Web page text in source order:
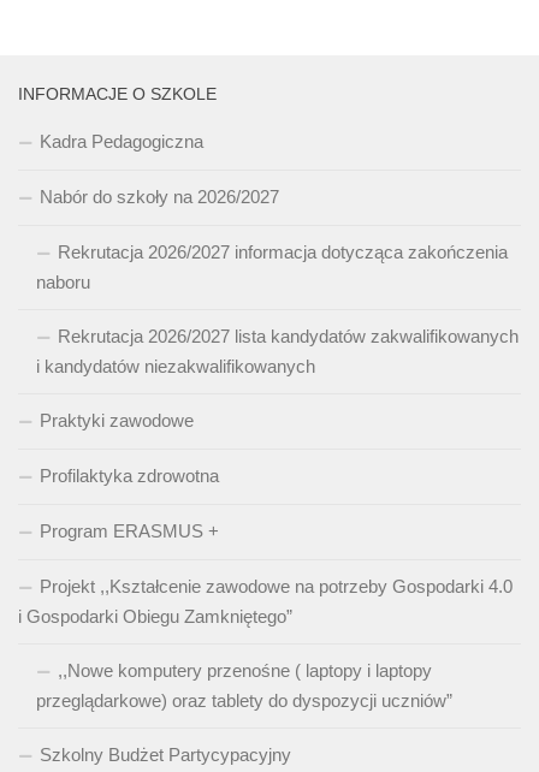
INFORMACJE O SZKOLE
Kadra Pedagogiczna
Nabór do szkoły na 2026/2027
Rekrutacja 2026/2027 informacja dotycząca zakończenia
naboru
Rekrutacja 2026/2027 lista kandydatów zakwalifikowanych
i kandydatów niezakwalifikowanych
Praktyki zawodowe
Profilaktyka zdrowotna
Program ERASMUS +
Projekt ,,Kształcenie zawodowe na potrzeby Gospodarki 4.0
i Gospodarki Obiegu Zamkniętego”
,,Nowe komputery przenośne ( laptopy i laptopy
przeglądarkowe) oraz tablety do dyspozycji uczniów”
Szkolny Budżet Partycypacyjny